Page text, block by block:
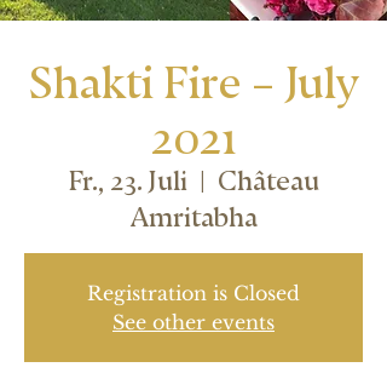
Shakti Fire – July
2021
Fr., 23. Juli
  |
Château
Amritabha
Registration is Closed
See other events